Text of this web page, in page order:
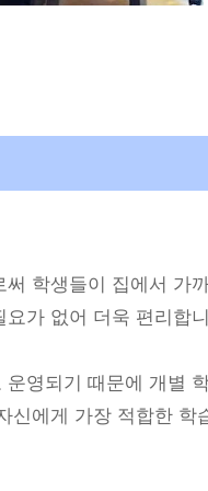
학생들이 집에서 가
가 없어 더욱 편리합
영되기 때문에 개별
신에게 가장 적합한 학